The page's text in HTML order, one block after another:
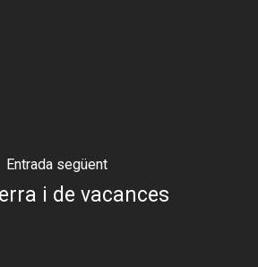
Entrada següent
i de vacances